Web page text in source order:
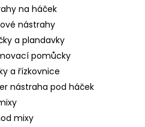
na háček
nástrahy
a plandavky
pomůcky
a řízkovnice
nástraha pod háček
mixy